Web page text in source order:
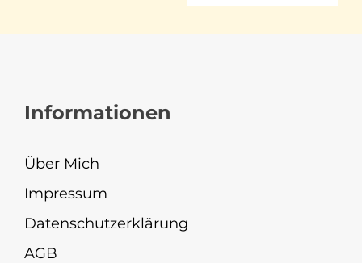
Informationen
Über Mich
Impressum
Datenschutzerklärung
AGB